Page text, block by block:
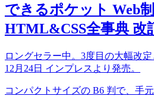
できるポケット Web
HTML&CSS全事典 改
ロングセラー中。3度目の大幅改
12月24日 インプレスより発売。
コンパクトサイズの B6 判で、手